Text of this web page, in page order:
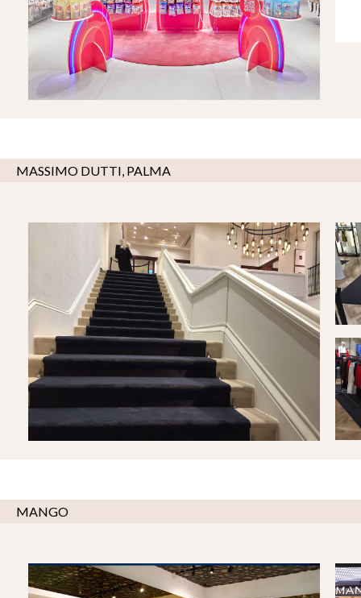
MASSIMO DUTTI, PALMA
MANGO